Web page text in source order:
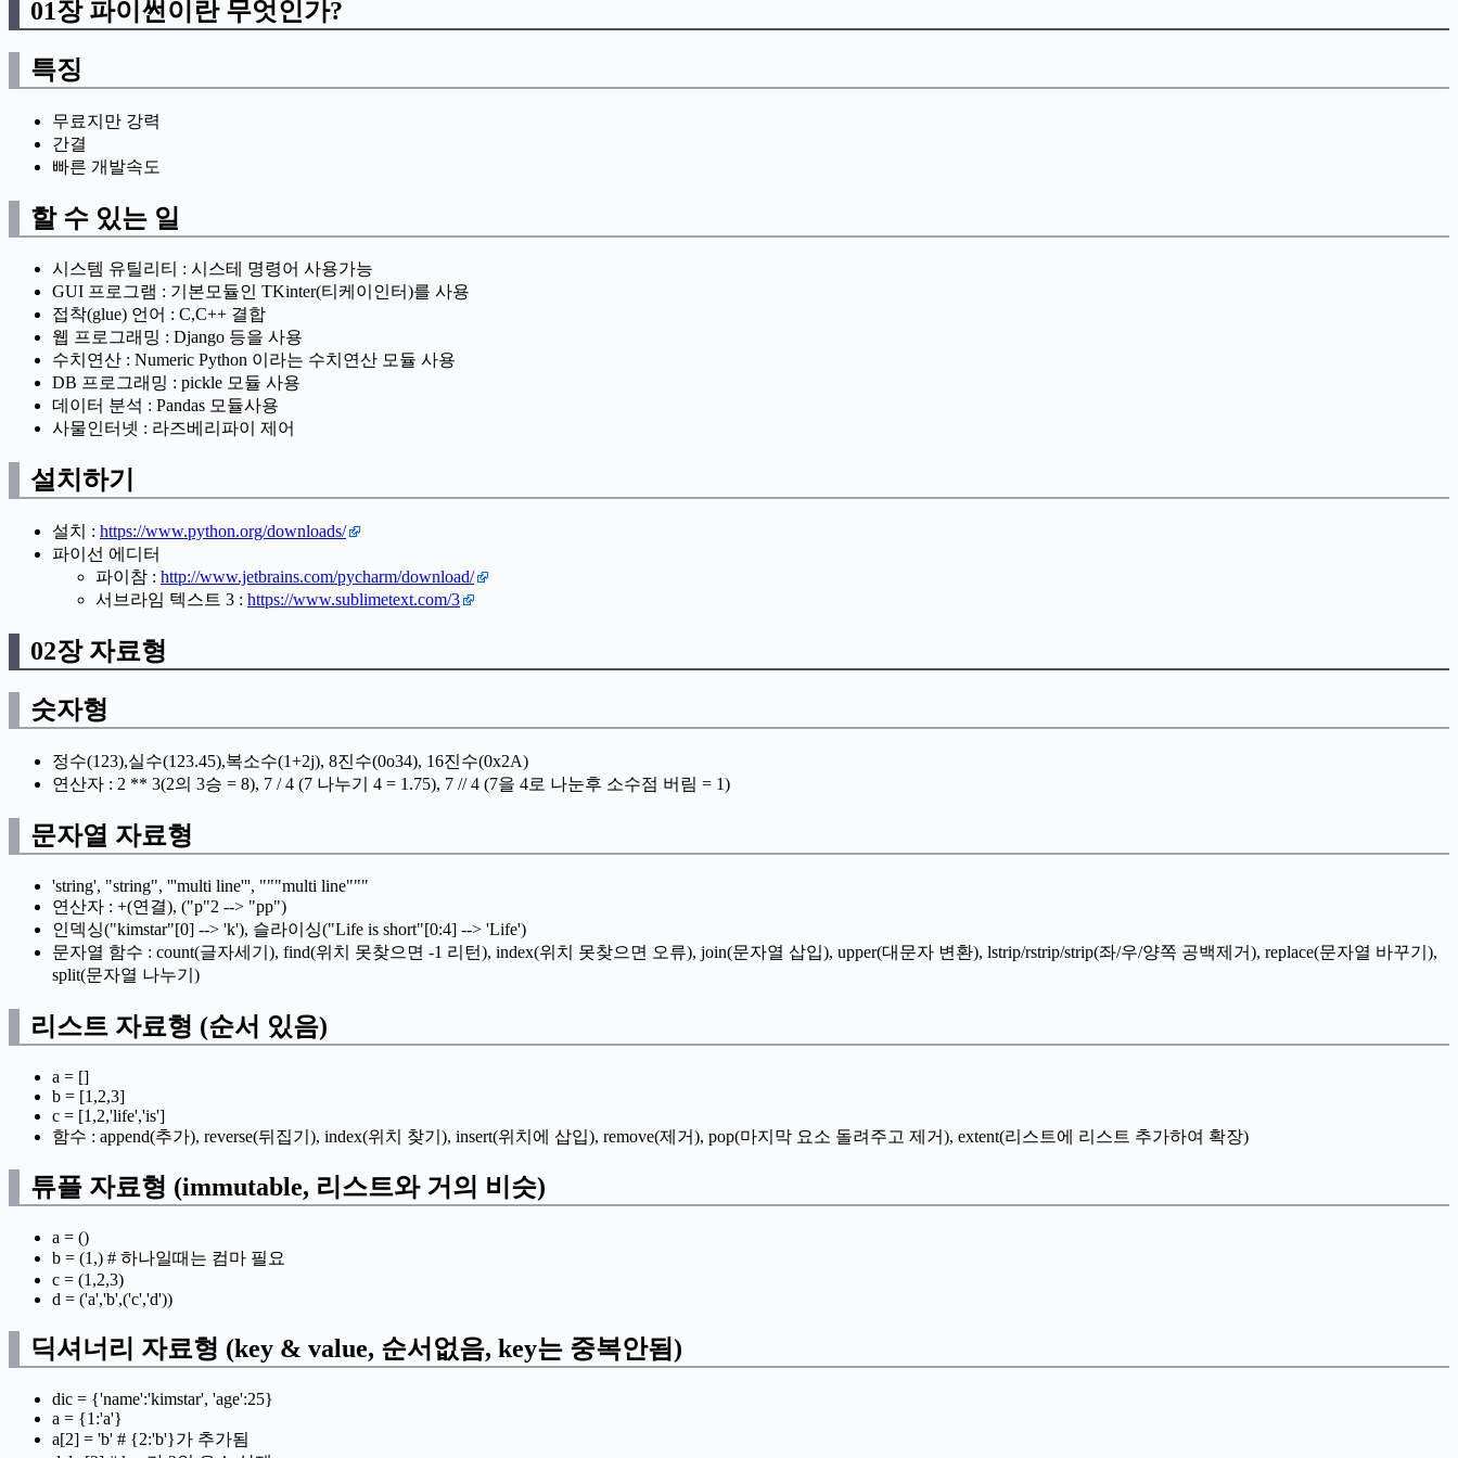
01장 파이썬이란 무엇인가?
특징
무료지만 강력
간결
빠른 개발속도
할 수 있는 일
시스템 유틸리티 : 시스테 명령어 사용가능
GUI 프로그램 : 기본모듈인 TKinter(티케이인터)를 사용
접착(glue) 언어 : C,C++ 결합
웹 프로그래밍 : Django 등을 사용
수치연산 : Numeric Python 이라는 수치연산 모듈 사용
DB 프로그래밍 : pickle 모듈 사용
데이터 분석 : Pandas 모듈사용
사물인터넷 : 라즈베리파이 제어
설치하기
설치 : https://www.python.org/downloads/
파이선 에디터
파이참 : http://www.jetbrains.com/pycharm/download/
서브라임 텍스트 3 : https://www.sublimetext.com/3
02장 자료형
숫자형
정수(123),실수(123.45),복소수(1+2j), 8진수(0o34), 16진수(0x2A)
연산자 : 2 ** 3(2의 3승 = 8), 7 / 4 (7 나누기 4 = 1.75), 7 // 4 (7을 4로 나눈후 소수점 버림 = 1)
문자열 자료형
'string', "string", '''multi line''', """multi line"""
연산자 : +(연결), ("p"2 --> "pp")
인덱싱("kimstar"[0] --> 'k'), 슬라이싱("Life is short"[0:4] --> 'Life')
문자열 함수 : count(글자세기), find(위치 못찾으면 -1 리턴), index(위치 못찾으면 오류), join(문자열 삽입), upper(대문자 변환), lstrip/rstrip/strip(좌/우/양쪽 공백제거), replace(문자열 바꾸기),
split(문자열 나누기)
리스트 자료형 (순서 있음)
a = []
b = [1,2,3]
c = [1,2,'life','is']
함수 : append(추가), reverse(뒤집기), index(위치 찾기), insert(위치에 삽입), remove(제거), pop(마지막 요소 돌려주고 제거), extent(리스트에 리스트 추가하여 확장)
튜플 자료형 (immutable, 리스트와 거의 비슷)
a = ()
b = (1,) # 하나일때는 컴마 필요
c = (1,2,3)
d = ('a','b',('c','d'))
딕셔너리 자료형 (key & value, 순서없음, key는 중복안됨)
dic = {'name':'kimstar', 'age':25}
a = {1:'a'}
a[2] = 'b' # {2:'b'}가 추가됨